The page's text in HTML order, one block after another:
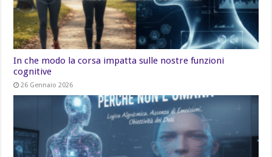
In che modo la corsa impatta sulle nostre funzioni
cognitive
26 Gennaio 2026